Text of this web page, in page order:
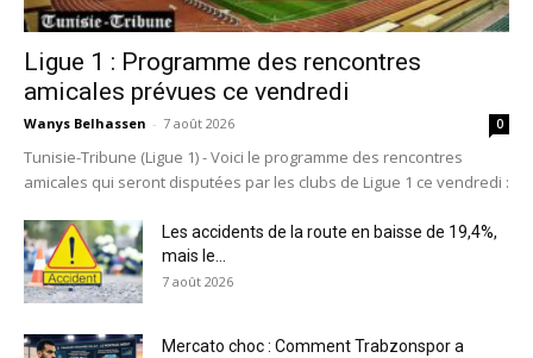
Ligue 1 : Programme des rencontres
amicales prévues ce vendredi
Wanys Belhassen - 7 août 2026 0
Tunisie-Tribune (Ligue 1) - Voici le programme des rencontres
amicales qui seront disputées par les clubs de Ligue 1 ce vendredi :
Les accidents de la route en baisse de 19,4%,
mais le...
7 août 2026
Mercato choc : Comment Trabzonspor a